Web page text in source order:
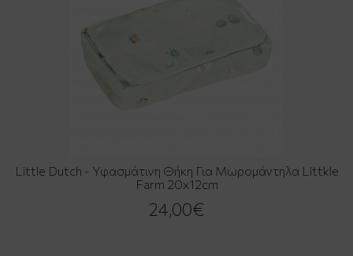
Little Dutch - Υφασμάτινη Θήκη Για Μωρομάντηλα Littkle
Farm 20x12cm
24,00€